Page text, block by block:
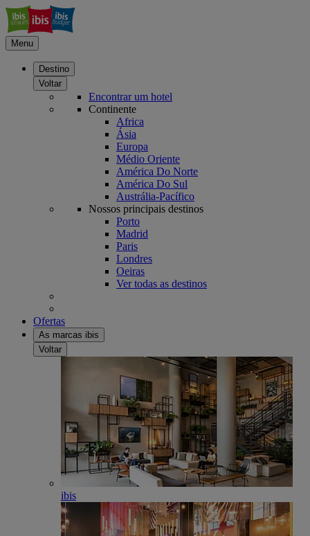
Menu
Destino
Voltar
Encontrar um hotel
Continente
Africa
Ásia
Europa
Médio Oriente
América Do Norte
América Do Sul
Austrália-Pacífico
Nossos principais destinos
Porto
Madrid
Paris
Londres
Oeiras
Ver todas as destinos
Ofertas
As marcas ibis
Voltar
ibis